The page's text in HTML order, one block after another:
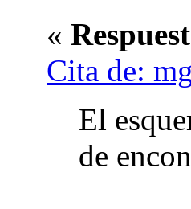
«
Cita de:
El
de